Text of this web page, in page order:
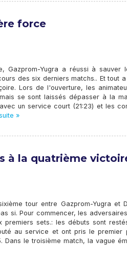
force
Gazprom-Yugra a réussi à
des six derniers matchs.. Et tout
Lors de l'ouverture, les
se sont laissés dépasser à la
un service court (21:23) et les
»
à la quatrième
tour entre Gazprom-Yugra et
si. Pour commencer, les
premiers sets.: les débuts sont
au service et ont pris le premier
Dans le troisième match, la vague